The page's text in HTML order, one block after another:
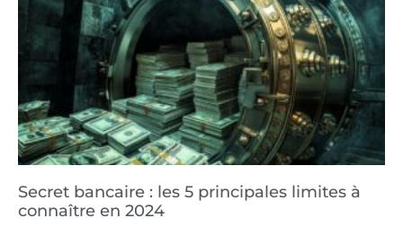
Secret bancaire : les 5 principales limites à
connaître en 2024